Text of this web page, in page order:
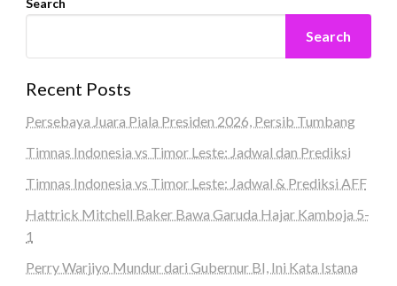
Search
Search
Recent Posts
Persebaya Juara Piala Presiden 2026, Persib Tumbang
Timnas Indonesia vs Timor Leste: Jadwal dan Prediksi
Timnas Indonesia vs Timor Leste: Jadwal & Prediksi AFF
Hattrick Mitchell Baker Bawa Garuda Hajar Kamboja 5-
1
Perry Warjiyo Mundur dari Gubernur BI, Ini Kata Istana